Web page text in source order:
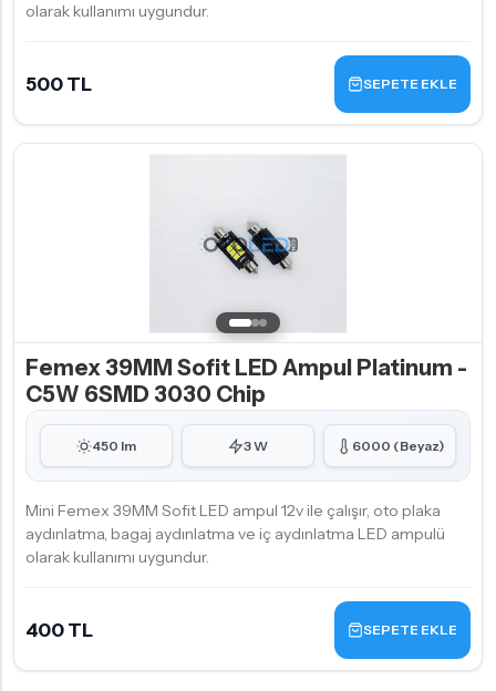
olarak kullanımı uygundur.
500 TL SEPETE EKLE
Femex 39MM Sofit LED Ampul Platinum -
C5W 6SMD 3030 Chip
450 lm 3 W 6000 (Beyaz)
Mini Femex 39MM Sofit LED ampul 12v ile çalışır, oto plaka
aydınlatma, bagaj aydınlatma ve iç aydınlatma LED ampulü
olarak kullanımı uygundur.
400 TL SEPETE EKLE